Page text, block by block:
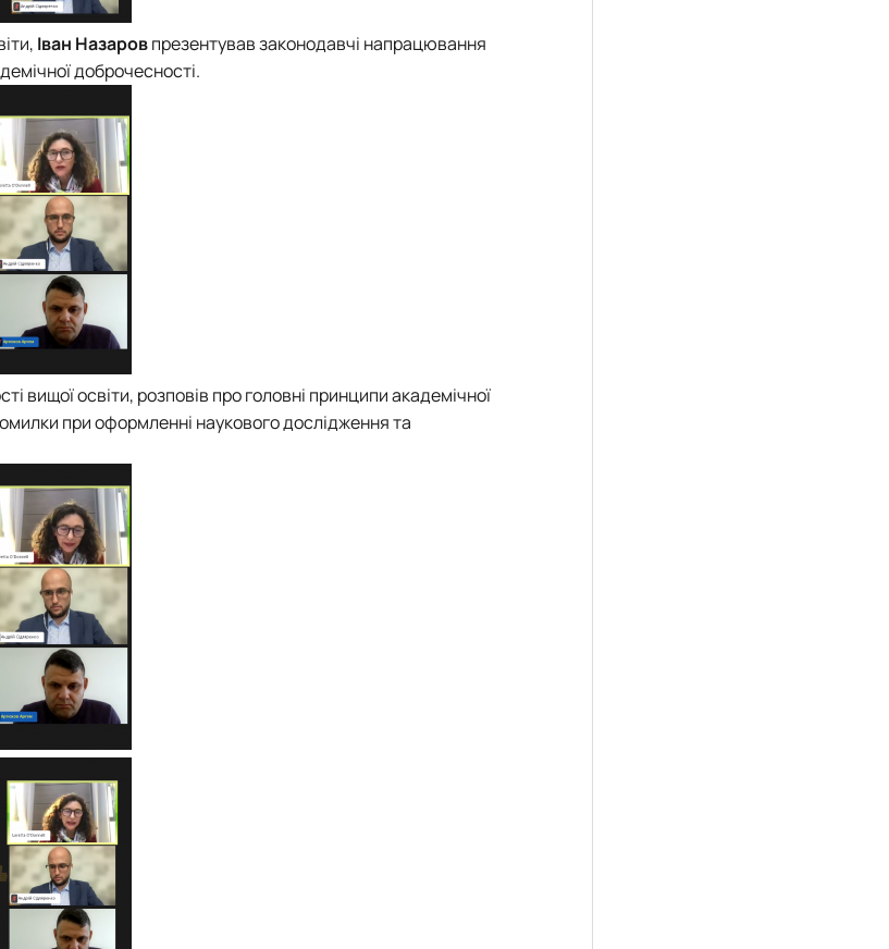
Іван Назаровпрезентував законодавчі напрацювання
доброчесності.
вищої освіти, розповів про головні принципи академічної
при оформленні наукового дослідження та